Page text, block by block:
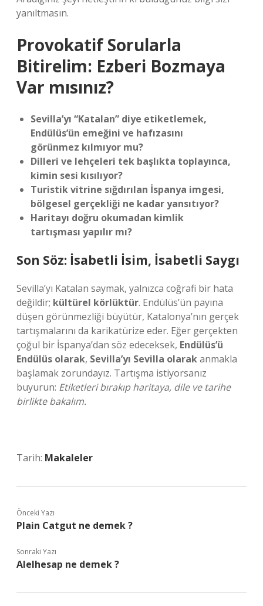
yanıltmasın.
Provokatif Sorularla
Bitirelim: Ezberi Bozmaya
Var mısınız?
Sevilla’yı “Katalan” diye etiketlemek,
Endülüs’ün emeğini ve hafızasını
görünmez kılmıyor mu?
Dilleri ve lehçeleri tek başlıkta toplayınca,
kimin sesi kısılıyor?
Turistik vitrine sığdırılan İspanya imgesi,
bölgesel gerçekliği ne kadar yansıtıyor?
Haritayı doğru okumadan kimlik
tartışması yapılır mı?
Son Söz: İsabetli İsim, İsabetli Saygı
Sevilla’yı Katalan saymak, yalnızca coğrafi bir hata
değildir; kültürel körlüktür. Endülüs’ün payına
düşen görünmezliği büyütür, Katalonya’nın gerçek
tartışmalarını da karikatürize eder. Eğer gerçekten
çoğul bir İspanya’dan söz edeceksek, Endülüs’ü
Endülüs olarak, Sevilla’yı Sevilla olarakanmakla
başlamak zorundayız. Tartışma istiyorsanız
buyurun: Etiketleri bırakıp haritaya, dile ve tarihe
birlikte bakalım.
Tarih: Makaleler
Önceki Yazı
Plain Catgut ne demek ?
Sonraki Yazı
Alelhesap ne demek ?